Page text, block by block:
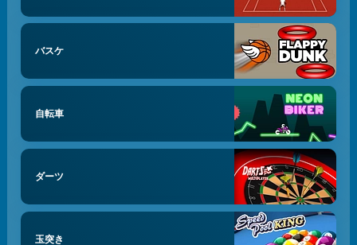
バスケ
自転車
ダーツ
玉突き